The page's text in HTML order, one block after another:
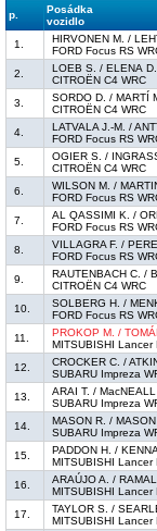
p.
Posádka
vozidlo
1.
HIRVONEN M. /
FORD Focus RS
2.
LOEB S. / ELENA D.
CITROËN C4 WRC
3.
SORDO D. / MARTÍ
CITROËN C4 WRC
4.
LATVALA J.-M. /
FORD Focus RS
5.
OGIER S. /
CITROËN C4 WRC
6.
WILSON M. /
FORD Focus RS
7.
AL QASSIMI K. /
FORD Focus RS
8.
VILLAGRA F. /
FORD Focus RS
9.
RAUTENBACH C. /
CITROËN C4 WRC
10.
SOLBERG H. /
FORD Focus RS
11.
PROKOP M. /
MITSUBISHI Lancer
12.
CROCKER C. /
SUBARU Impreza
13.
ARAI T. /
SUBARU Impreza
14.
MASON R. /
SUBARU Impreza
15.
PADDON H. /
MITSUBISHI Lancer
16.
ARAÚJO A. /
MITSUBISHI Lancer
17.
TAYLOR S. /
MITSUBISHI Lancer